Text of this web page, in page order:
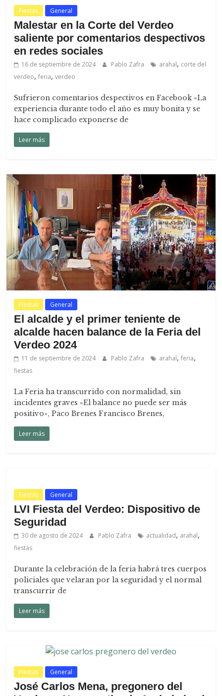
Fiestas General
Malestar en la Corte del Verdeo
saliente por comentarios despectivos
en redes sociales
16 de septiembre de 2024 Pablo Zafra arahal, corte del
verdeo,feria,verdeo
Sufrieron comentarios despectivos en Facebook «La
experiencia durante todo el año es muy bonita y se
hace complicado exponerse de
Leer más
Fiestas General
El alcalde y el primer teniente de
alcalde hacen balance de la Feria del
Verdeo 2024
11 de septiembre de 2024 Pablo Zafra arahal,feria,
fiestas
La Feria ha transcurrido con normalidad, sin
incidentes graves «El balance no puede ser más
positivo», Paco Brenes Francisco Brenes,
Leer más
Fiestas General
LVI Fiesta del Verdeo: Dispositivo de
Seguridad
30 de agosto de 2024 Pablo Zafra actualidad, arahal,
fiestas
Durante la celebración de la feria habrá tres cuerpos
policiales que velaran por la seguridad y el normal
transcurrir de
Leer más
Fiestas General
José Carlos Mena, pregonero del